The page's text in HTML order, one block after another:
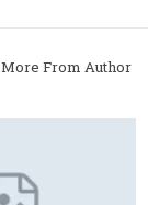
More From Author